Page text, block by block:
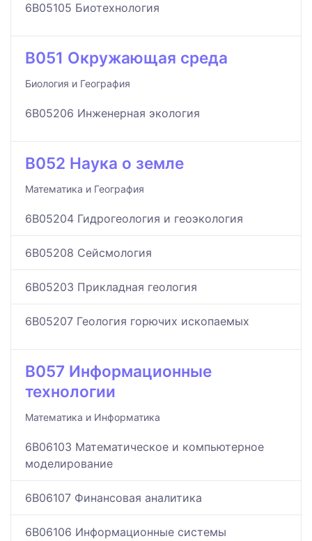
6B05105 Биотехнология
B051 Окружающая среда
Биология и География
6B05206 Инженерная экология
B052 Наука о земле
Математика и География
6B05204 Гидрогеология и геоэкология
6B05208 Сейсмология
6B05203 Прикладная геология
6B05207 Геология горючих ископаемых
B057 Информационные
технологии
Математика и Информатика
6B06103 Математическое и компьютерное
моделирование
6B06107 Финансовая аналитика
6B06106 Информационные системы